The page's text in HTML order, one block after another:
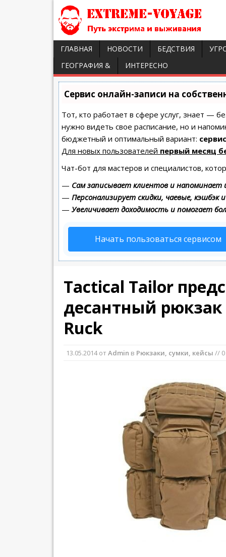
ГЛАВНАЯ НОВОСТИ БЕДСТВИЯ
ГЕОГРАФИЯ &
ИНТЕРЕСНО
Сервис онлайн-записи на
Тот, кто работает в сфере услуг, знает —
нужно видеть свое расписание, но и
бюджетный и оптимальный вариант:
Для новых пользователей первый месяц
Чат-бот для мастеров и специалистов,
— Сам записывает клиентов и напоминает
— Персонализирует скидки, чаевые, кэшбэк
— Увеличивает доходимость и помогает
Начать пользоваться сервисом
Tactical Tailor
десантный рюкзак
Ruck
13.05.2014от Admin в Рюкзаки, сумки, кейсы //